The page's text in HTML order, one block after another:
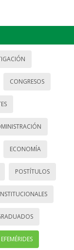
CONGRESOS
ECONOMÍA
POSTÍTULOS
EFEMÉRIDES